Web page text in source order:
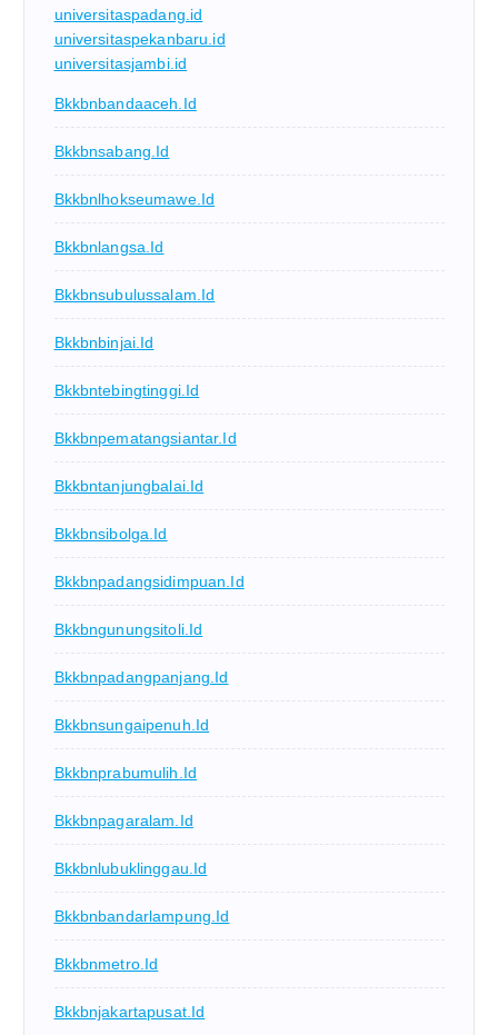
universitaspadang.id
universitaspekanbaru.id
universitasjambi.id
Bkkbnbandaaceh.id
Bkkbnsabang.id
Bkkbnlhokseumawe.id
Bkkbnlangsa.id
Bkkbnsubulussalam.id
Bkkbnbinjai.id
Bkkbntebingtinggi.id
Bkkbnpematangsiantar.id
Bkkbntanjungbalai.id
Bkkbnsibolga.id
Bkkbnpadangsidimpuan.id
Bkkbngunungsitoli.id
Bkkbnpadangpanjang.id
Bkkbnsungaipenuh.id
Bkkbnprabumulih.id
Bkkbnpagaralam.id
Bkkbnlubuklinggau.id
Bkkbnbandarlampung.id
Bkkbnmetro.id
Bkkbnjakartapusat.id